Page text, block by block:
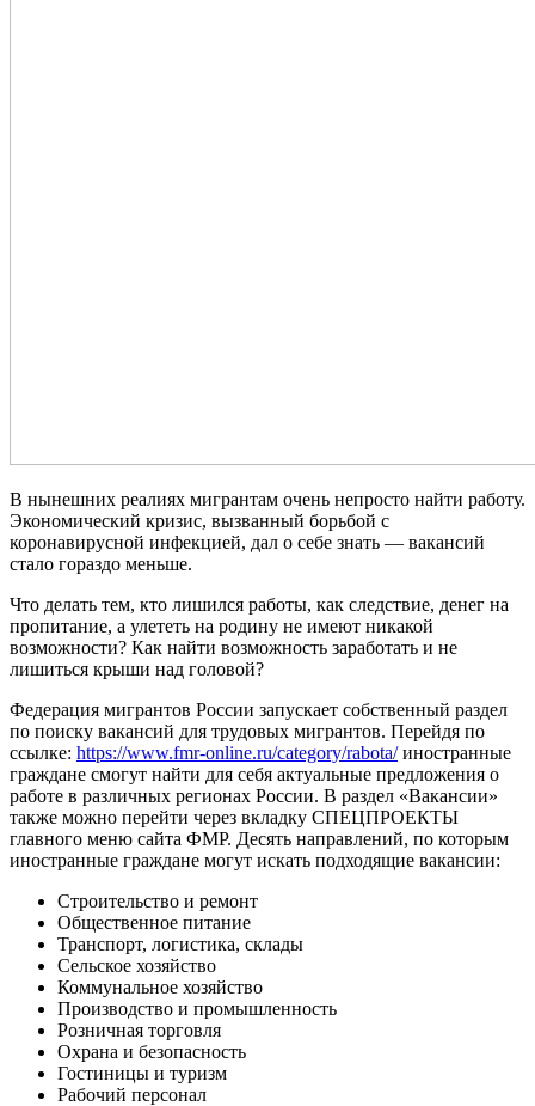
В нынешних реалиях мигрантам очень непросто найти работу.
Экономический кризис, вызванный борьбой с
коронавирусной инфекцией, дал о себе знать — вакансий
стало гораздо меньше.
Что делать тем, кто лишился работы, как следствие, денег на
пропитание, а улететь на родину не имеют никакой
возможности? Как найти возможность заработать и не
лишиться крыши над головой?
Федерация мигрантов России запускает собственный раздел
по поиску вакансий для трудовых мигрантов. Перейдя по
ссылке: https://www.fmr-online.ru/category/rabota/иностранные
граждане смогут найти для себя актуальные предложения о
работе в различных регионах России. В раздел «Вакансии»
также можно перейти через вкладку СПЕЦПРОЕКТЫ
главного меню сайта ФМР. Десять направлений, по которым
иностранные граждане могут искать подходящие вакансии:
Строительство и ремонт
Общественное питание
Транспорт, логистика, склады
Сельское хозяйство
Коммунальное хозяйство
Производство и промышленность
Розничная торговля
Охрана и безопасность
Гостиницы и туризм
Рабочий персонал